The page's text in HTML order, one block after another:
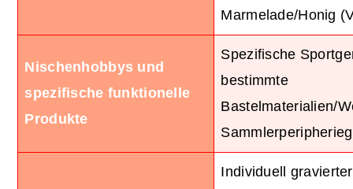
Marmelade/Honig
Nischenhobbys und
spezifische funktionelle
Produkte
Spezifische
bestimmte
Bastelmaterialien/
Individuell gravierter